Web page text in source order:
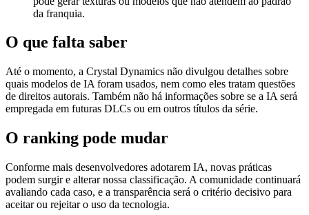
da franquia.
O que falta saber
Até o momento, a Crystal Dynamics não divulgou detalhes sobre
quais modelos de IA foram usados, nem como eles tratam questões
de direitos autorais. Também não há informações sobre se a IA será
empregada em futuras DLCs ou em outros títulos da série.
O ranking pode mudar
Conforme mais desenvolvedores adotarem IA, novas práticas
podem surgir e alterar nossa classificação. A comunidade continuará
avaliando cada caso, e a transparência será o critério decisivo para
aceitar ou rejeitar o uso da tecnologia.